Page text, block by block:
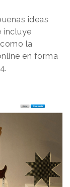
ideas
incluye
, como la
en forma